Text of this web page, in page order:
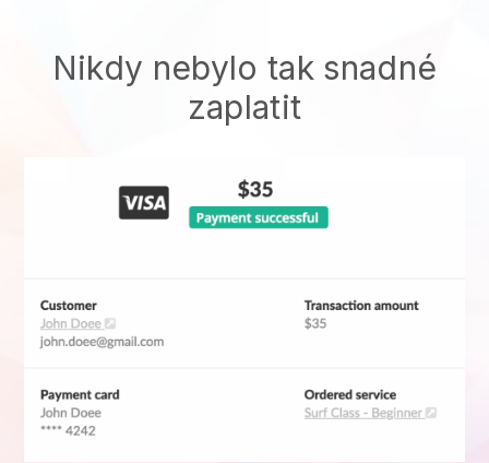
Nikdy nebylo tak snadné
zaplatit